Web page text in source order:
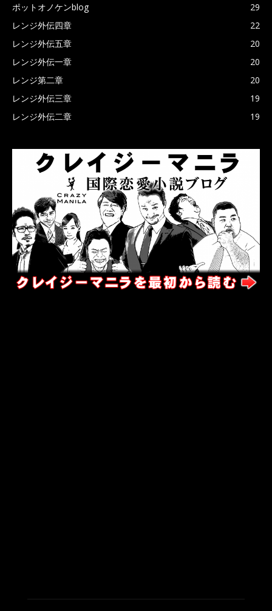
ポットオノケンblog
29
レンジ外伝四章
22
レンジ外伝五章
20
レンジ外伝一章
20
レンジ第二章
20
レンジ外伝三章
19
レンジ外伝二章
19